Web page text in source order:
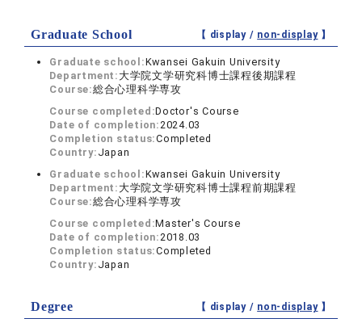
Graduate School 【 display / non-display】
Graduate school:Kwansei Gakuin University
Department: 大学院文学研究科博士課程後期課程
Course:総合心理科学専攻
Course completed:Doctor's Course
Date of completion:2024.03
Completion status:Completed
Country: Japan
Graduate school:Kwansei Gakuin University
Department: 大学院文学研究科博士課程前期課程
Course:総合心理科学専攻
Course completed:Master's Course
Date of completion:2018.03
Completion status:Completed
Country: Japan
Degree 【 display / non-display】